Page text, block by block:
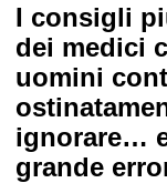
I consigli
dei medici
uomini
ignorare…
grande